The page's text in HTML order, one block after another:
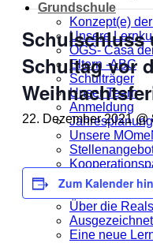
Grundschule
Konzept(e)
Unsere
OGS- Casa
Eltern -ABC
Schulträger
Unser Team
Anmeldung
Jahresplanung
Unsere
Dankeschön
Realschule
Über die
Ausgezeichnet
Eine neue
Schulschluss
Schultag vor
22. Dezember 2021 @
Zum Kalender